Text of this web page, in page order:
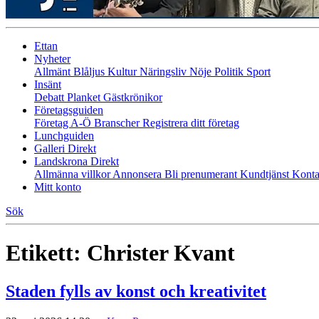
Ettan
Nyheter
Allmänt Blåljus KulturNäringsliv Nöje Politik Sport
Insänt
Debatt Planket Gästkrönikor
Företagsguiden
Företag A-Ö BranscherRegistrera ditt företag
Lunchguiden
Galleri Direkt
Landskrona Direkt
Allmänna villkorAnnonsera Bli prenumerant Kundtjänst
Mitt konto
Sök
Etikett: Christer Kvant
Staden fylls av konst och kreativitet